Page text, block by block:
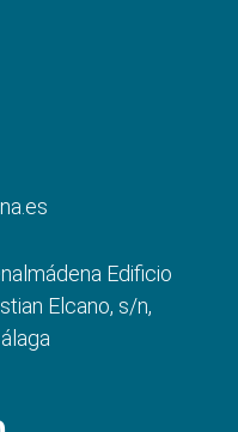
Edificio
Elcano, s/n,